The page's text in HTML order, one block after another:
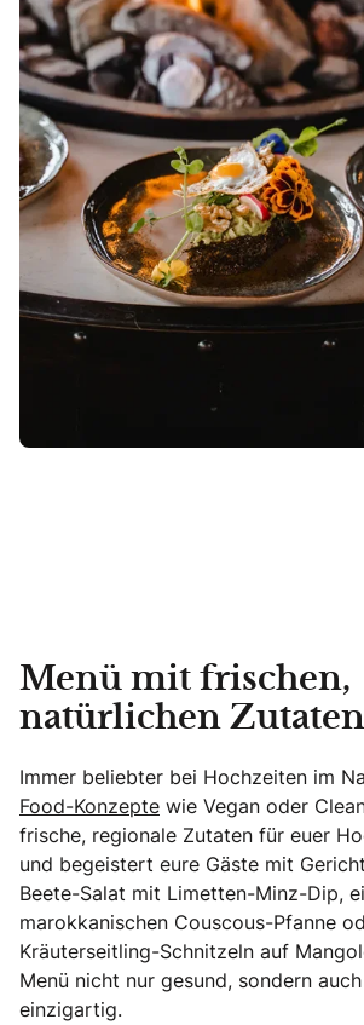
Menü mit frischen,
natürlichen Zutaten
Immer beliebter bei Hochzeiten im
Food-Konzepte wie Vegan oder
frische, regionale Zutaten für euer
und begeistert eure Gäste mit
Beete-Salat mit Limetten-Minz-Dip,
marokkanischen Couscous-Pfanne
Kräuterseitling-Schnitzeln auf
Menü nicht nur gesund, sondern
einzigartig.